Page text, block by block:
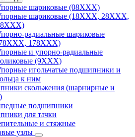
шариковые (08XXX)
шариковые (18XXX, 28XXХ,
радиальные шариковые
178ХХХ)
и упорно-радиальные
(9ХХХ)
игольчатые подшипники и
к ним
скольжения (шарнирные и
подшипники
для тачки
и стяжные
узлы